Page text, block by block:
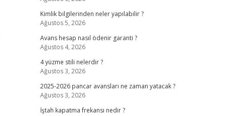
Kimlik bilgilerinden neler yapılabilir ?
Ağustos 5, 2026
Avans hesap nasıl ödenir garanti ?
Ağustos 4, 2026
4 yüzme stili nelerdir ?
Ağustos 3, 2026
2025-2026 pancar avansları ne zaman yatacak ?
Ağustos 3, 2026
İştah kapatma frekansı nedir ?